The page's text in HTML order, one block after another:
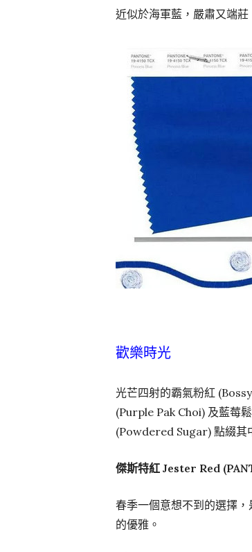
近似於海軍藍，嚴肅又端
歡樂時光
光芒四射的霸氣粉紅
(Purple Pak Choi) 及藍莓
(Powdered Sugar) 點綴其
傑斯特紅 Jester Red
春季一個意想不到的選擇
的優雅。